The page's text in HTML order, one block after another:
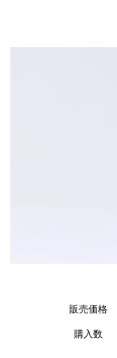
販売価格
購入数